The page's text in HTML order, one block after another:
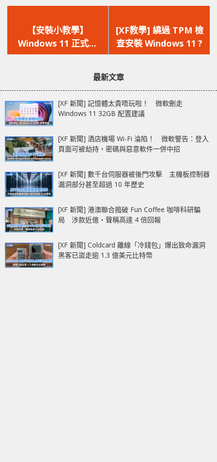
一
篇
文
【安裝小教學】
Windows 11 正式版
ISO 檔開放下載，有興
一
篇
文
[XF教學] 繞過 TPM 檢
查安裝 Windows 11 ?
最新文章
[XF 新聞] 記憶體太貴唔玩啦！ 微軟刪走
Windows 11 32GB 配置建議
[XF 新聞] 酒店機場 Wi-Fi 淪陷！ 微軟警告：登入
頁面可被劫持，密碼與惡意軟件一併中招
[XF 新聞] 數千台伺服器被後門攻擊 主機板控制器
漏洞部分甚至超過 10 年歷史
[XF 新聞] 港澳聯合搗破 Fun Coffee 咖啡科研騙
局 涉款近億‧聲稱高達 4 倍回報
[XF 新聞] Coldcard 離線「冷錢包」爆出致命漏洞
黑客已盜走逾 1.3 億美元比特幣